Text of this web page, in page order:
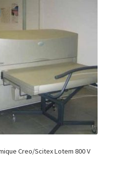
Creo/Scitex Lotem 800 V